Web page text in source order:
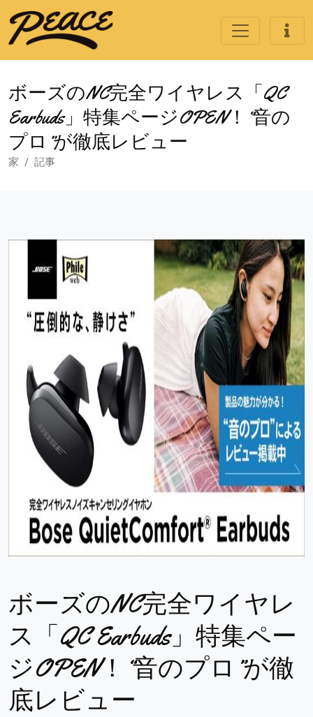
ボーズのNC完全ワイヤレス「QC
Earbuds」特集ページOPEN！“音の
プロ”が徹底レビュー
家 記事
ボーズのNC完全ワイヤレ
ス「QC Earbuds」特集ペー
ジOPEN！“音のプロ”が徹
底レビュー